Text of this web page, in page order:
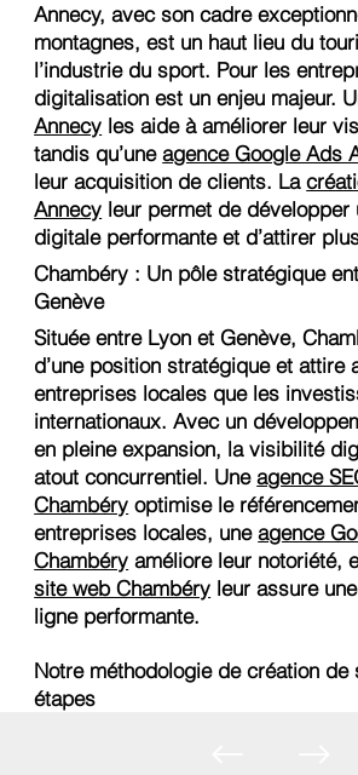
Annecy, avec son cadre
montagnes, est un haut lieu du
l’industrie du sport. Pour les
digitalisation est un enjeu majeur.
Annecy les aide à améliorer leur
tandis qu’uneagence Google Ads
leur acquisition de clients. La
Annecy leur permet de développer
digitale performante et d’attirer
Chambéry : Un pôle stratégique
Genève
Située entre Lyon et Genève,
d’une position stratégique et attire
entreprises locales que les
internationaux. Avec un
en pleine expansion, la visibilité
atout concurrentiel. Uneagence
Chambéry optimise le
entreprises locales, uneagence
Chambéry améliore leur notoriété,
site web Chambéry leur assure
ligne performante.
Notre méthodologie de création de
étapes